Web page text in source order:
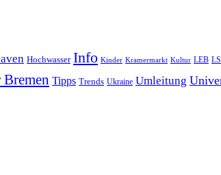
Hochwasser Info Kinder Kramermarkt Kultur LEB
Bremen Tipps Trends Ukraine Umleitung